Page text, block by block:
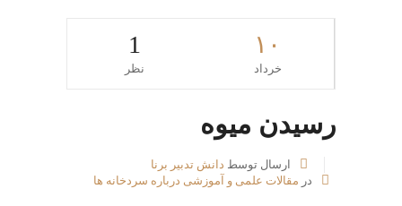
۱۰
خرداد
1
نظر
رسیدن میوه
ارسال توسط دانش تدبیر برنا
در مقالات علمی و آموزشی درباره سردخانه ها